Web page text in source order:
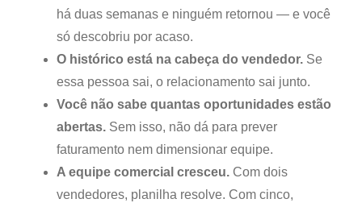
há duas semanas e ninguém retornou — e você
só descobriu por acaso.
O histórico está na cabeça do vendedor. Se
essa pessoa sai, o relacionamento sai junto.
Você não sabe quantas oportunidades estão
abertas. Sem isso, não dá para prever
faturamento nem dimensionar equipe.
A equipe comercial cresceu. Com dois
vendedores, planilha resolve. Com cinco,